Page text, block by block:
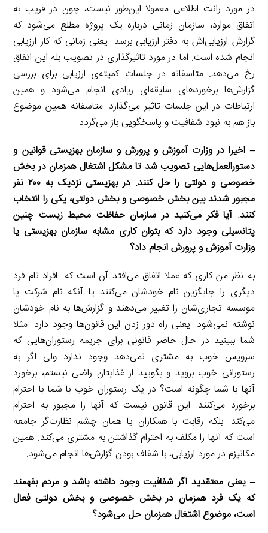
در مورد رانت اطلاعی معمولا این‌طور نیست، چون در قریب به
اتفاق موارد، سازمان زمانی درباره یک پروژه مطلع می‌شود که
گزارش ارزیابی‌اش به دفتر ارزیابی برسد. یعنی زمانی که کار ارزیابی
انجام شده است. اما در مورد تاثیرگذاری در تصویب بله این اتفاق
رخ می‌دهد. متاسفانه در جلسات کمیته‌ی ارزیابی برای بررسی
گزارش‌ها برخوردهای سلیقه‌ای زیادی انجام می‌شود و همین
ارتباطات در این جلسات تاثیر می‌گذارد. متاسفانه همین موضوع
باز هم به نبود شفافیت و پاسخگویی باز می‌گردد.
– اخیرا در وزارت آموزش و پرورش و سازمان بهزیستی قوانین و
دستورالعمل‌هایی تصویب شد تا مشکل اشتغال همزمان در بخش
خصوصی و دولتی را حل کنند. در بهزیستی نزدیک به ۲۰۰ نفر
مجبور شدند بین بخش خصوصی و بخش دولتی، یکی را انتخاب
کنند. آیا فکر می‌کنید در سازمان حفاظت محیط زیست چنین
پتانسیلی وجود دارد که بتوان کاری مشابه سازمان بهزیستی یا
وزارت آموزش و پرورش انجام داد؟
به نظر من کاری که عملا اتفاق می‌افتد آن است که افراد نام فرد
دیگری را جایگزین نام خودشان می‌کنند یا آنکه نام شرکت یا
موسسه تجاری‌شان را تغییر می‌دهند و گزارش‌ها به نام خودشان
نوشته نمی‌شود. یعنی راه دور زدن این قانون‌ها وجود دارد. مثلا
شما ببینید در حال حاضر قانونی برای جریمه رستوران‌هایی که
سرویس خوب به مشتری نمی‌دهد وجود ندارد ولی اگر به
رستورانی خوب بروید و بگویید از غذایتان راضی نیستم، برخورد
آنها با شما چگونه است؟ در یک رستوران خوب با شما با احترام
برخورد می‌کنند. این قانون نیست که آنها را مجبور به احترام
می‌کند. بلکه رقابت با همکاران یا همان چشم نظارت‌گر جامعه
است که آنها را مکلف به احترام گذاشتن به مشتری می‌کند. همین
مکانیزم در مورد ارزیابی، با شفاف بودن گزارش‌ها انجام می‌شود.
– یعنی معتقدید اگر شفافیت وجود داشته باشد و مردم بفهمند
که یک فرد همزمان در بخش خصوصی و بخش دولتی فعال
است، موضوع اشتغال همزمان حل می‌شود؟